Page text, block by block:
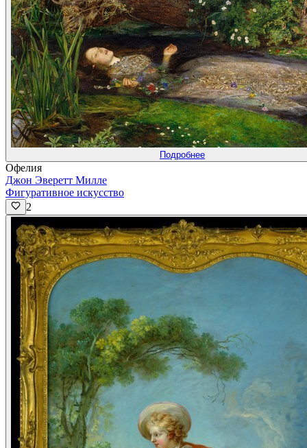
Подробнее
Офелия
Джон Эверетт Милле
Фигуративное искусство
2